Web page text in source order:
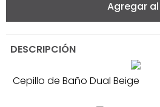
Agregar
DESCRIPCIÓN
Cepillo de Baño Dual Beige